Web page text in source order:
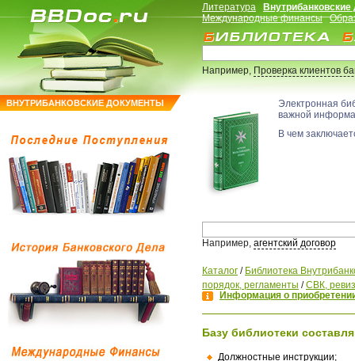
ВНУТРИБАНКОВСКИЕ ДОКУМЕНТЫ
Литература
Международные финансы
Например,Проверка клиентов
Электронная
важной
В чем
Например, агентский договор
Каталог / Библиотека
порядок, регламенты /СВК,
Информация о
Базу библиотеки
Должностные инструкции;